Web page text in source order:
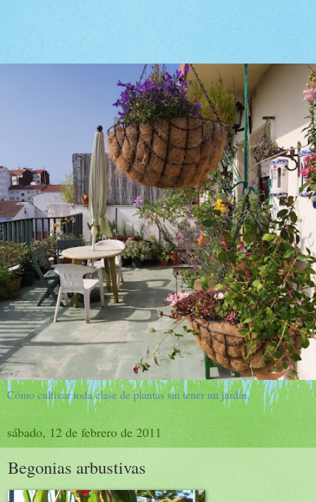
Cómo cultivar toda clase de plantas sin tener un jardín.
sábado, 12 de febrero de 2011
Begonias arbustivas